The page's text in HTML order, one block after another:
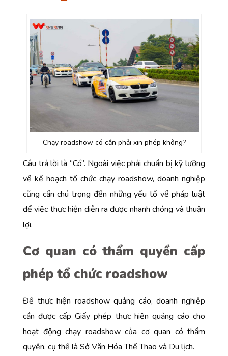
Chạy roadshow có cần phải xin phép không?
Câu trả lời là “Có”. Ngoài việc phải chuẩn bị kỹ lưỡng
về kế hoạch tổ chức chạy roadshow, doanh nghiệp
cũng cần chú trọng đến những yếu tố về pháp luật
để việc thực hiện diễn ra được nhanh chóng và thuận
lợi.
Cơ quan có thẩm quyền cấp
phép tổ chức roadshow
Để thực hiện roadshow quảng cáo, doanh nghiệp
cần được cấp Giấy phép thực hiện quảng cáo cho
hoạt động chạy roadshow của cơ quan có thẩm
quyền, cụ thể là Sở Văn Hóa Thể Thao và Du lịch.